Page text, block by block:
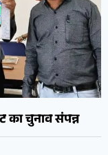
का चुनाव संपन्न